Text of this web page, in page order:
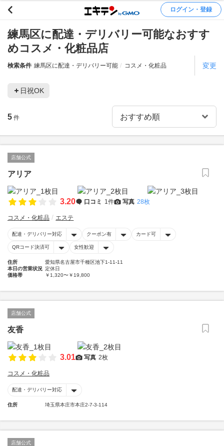
ログイン・登録
練馬区に配達・デリバリー可能なおすす
めコスメ・化粧品店
検索条件 練馬区に配達・デリバリー可能 コスメ・化粧品 変更
日祝OK
5 件
店舗公式
アリア
3.20 口コミ 1件 写真 28枚
コスメ・化粧品 エステ
配達・デリバリー対応 クーポン有 カード可
QRコード決済可 女性歓迎
住所
愛知県名古屋市千種区池下1-11-11
本日の営業状況 定休日
価格帯
￥1,320〜￥19,800
店舗公式
友香
3.01 写真 2枚
コスメ・化粧品
配達・デリバリー対応
住所 埼玉県本庄市本庄2-7-3-114
店舗公式